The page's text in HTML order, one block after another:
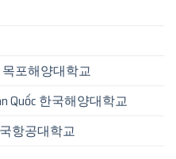
목포해양대학교
Quốc 한국해양대학교
국항공대학교